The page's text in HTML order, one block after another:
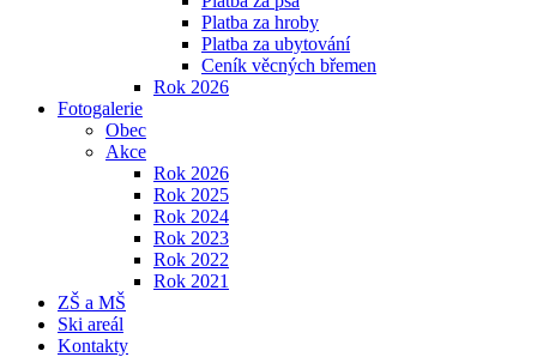
Platba za hroby
Platba za ubytování
Ceník věcných břemen
Rok 2026
Fotogalerie
Obec
Akce
Rok 2026
Rok 2025
Rok 2024
Rok 2023
Rok 2022
Rok 2021
ZŠ a MŠ
Ski areál
Kontakty